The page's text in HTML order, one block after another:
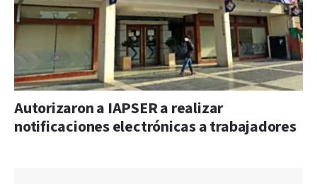
Autorizaron a IAPSER a realizar
notificaciones electrónicas a trabajadores